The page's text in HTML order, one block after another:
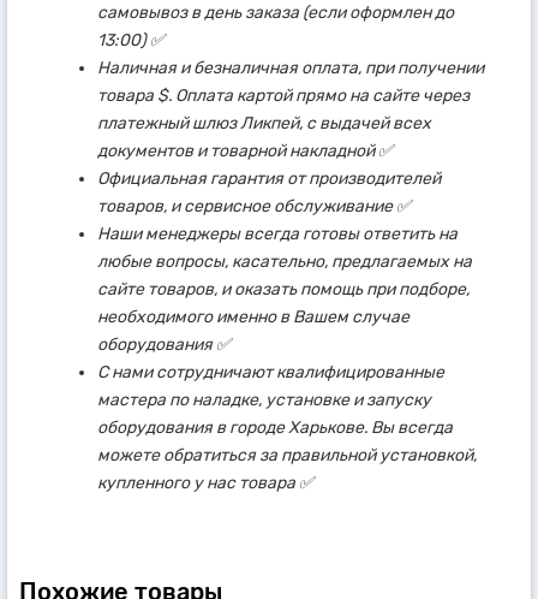
самовывоз в день заказа (если оформлен до
13:00) ✅
Наличная и безналичная оплата, при получении
товара $. Оплата картой прямо на сайте через
платежный шлюз Ликпей, с выдачей всех
документов и товарной накладной ✅
Официальная гарантия от производителей
товаров, и сервисное обслуживание ✅
Наши менеджеры всегда готовы ответить на
любые вопросы, касательно, предлагаемых на
сайте товаров, и оказать помощь при подборе,
необходимого именно в Вашем случае
оборудования ✅
С нами сотрудничают квалифицированные
мастера по наладке, установке и запуску
оборудования в городе Харькове. Вы всегда
можете обратиться за правильной установкой,
купленного у нас товара ✅
Похожие товары